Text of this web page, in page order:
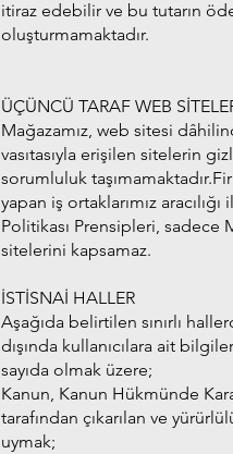
itiraz edebilir ve bu tutarın
oluşturmamaktadır.
ÜÇÜNCÜ TARAF WEB
Mağazamız, web sitesi
vasıtasıyla erişilen sitelerin
sorumluluk
yapan iş ortaklarımız
Politikası Prensipleri, sadece
sitelerini kapsamaz.
İSTİSNAİ HALLER
Aşağıda belirtilen sınırlı
dışında kullanıcılara ait
sayıda olmak üzere;
Kanun, Kanun Hükmünde
tarafından çıkarılan ve
uymak;